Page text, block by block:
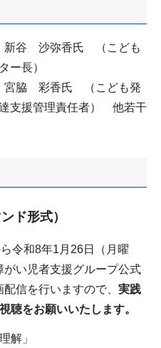
新谷 沙弥香氏 （こども
ー長）
宮脇 彩香氏 （こども発
支援管理責任者） 他若干
ド形式）
令和8年1月26日（月曜
がい児者支援グループ公式
信を行いますので、 実践
聴をお願いいたします。
解」